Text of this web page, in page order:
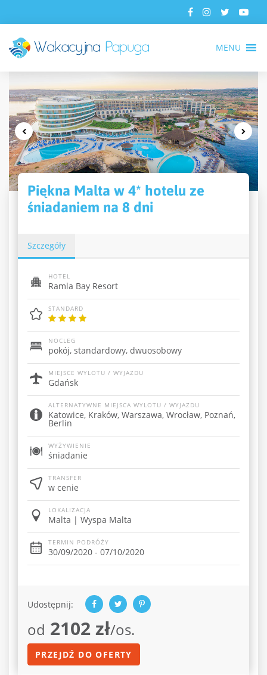
MENU
Piękna Malta w 4* hotelu ze
śniadaniem na 8 dni
Szczegóły
HOTEL
Ramla Bay Resort
STANDARD
NOCLEG
pokój, standardowy, dwuosobowy
MIEJSCE WYLOTU / WYJAZDU
Gdańsk
ALTERNATYWNE MIEJSCA WYLOTU / WYJAZDU
Katowice, Kraków, Warszawa, Wrocław, Poznań,
Berlin
WYŻYWIENIE
śniadanie
TRANSFER
w cenie
LOKALIZACJA
Malta | Wyspa Malta
TERMIN PODRÓŻY
30/09/2020 - 07/10/2020
Udostępnij:
od 2102 zł/os.
PRZEJDŹ DO OFERTY